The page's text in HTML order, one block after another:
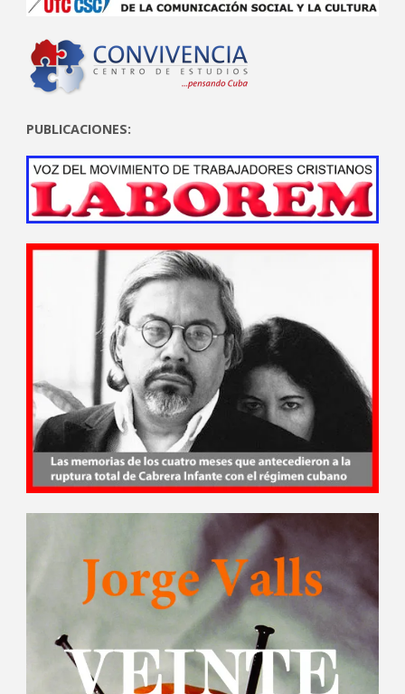
PUBLICACIONES: